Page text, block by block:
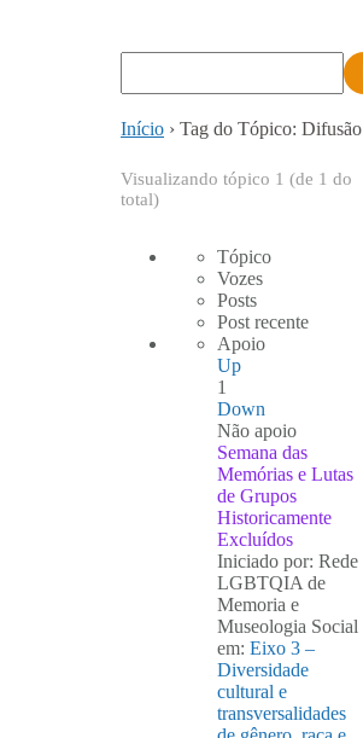
Início › Tag do Tópico: Difusão
Visualizando tópico 1 (de 1 do
total)
Tópico
Vozes
Posts
Post recente
Apoio
Up
1
Down
Não apoio
Semana das
Memórias e Lutas
de Grupos
Historicamente
Excluídos
Iniciado por: Rede
LGBTQIA de
Memoria e
Museologia Social
em: Eixo 3 –
Diversidade
cultural e
transversalidades